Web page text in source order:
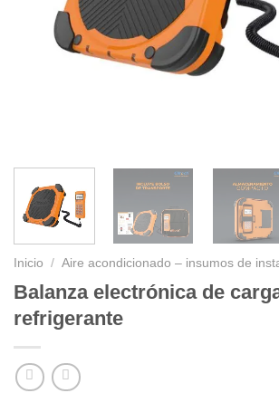
Inicio / Aire acondicionado – insumos de
Balanza electrónica de
refrigerante